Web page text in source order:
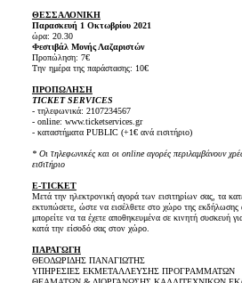
ΘΕΣΣΑΛΟΝΙΚΗ
Παρασκευή 1 Οκτωβρίου 2021
ώρα: 20.30
Φεστιβάλ Μονής Λαζαριστών
Προπώληση: 7€
Την ημέρα της παράστασης: 10€
ΠΡΟΠΩΛΗΣΗ
TICKET SERVICES
- τηλεφωνικά: 2107234567
- online: www.ticketservices.gr
- καταστήματα PUBLIC (+1€ ανά εισιτήριο)
* Οι τηλεφωνικές και οι online αγορές περιλαμβάνουν
εισιτήριο
E-TICKET
Μετά την ηλεκτρονική αγορά των εισιτηρίων σας, τα
εκτυπώσετε, ώστε να εισέλθετε στο χώρο της εκδήλωσης
μπορείτε να τα έχετε αποθηκευμένα σε κινητή συσκευή
κατά την είσοδό σας στον χώρο.
ΠΑΡΑΓΩΓΗ
ΘΕΟΔΩΡΙΔΗΣ ΠΑΝΑΓΙΩΤΗΣ
ΥΠΗΡΕΣΙΕΣ ΕΚΜΕΤΑΛΛΕΥΣΗΣ ΠΡΟΓΡΑΜΜΑΤΩΝ